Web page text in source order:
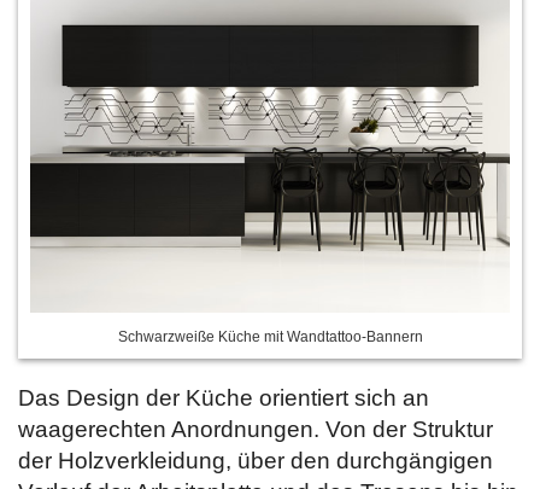
Schwarzweiße Küche mit Wandtattoo-Bannern
Das Design der Küche orientiert sich an
waagerechten Anordnungen. Von der Struktur
der Holzverkleidung, über den durchgängigen